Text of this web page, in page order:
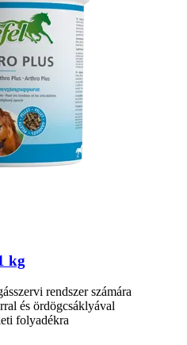
kg
rendszer számára
és ördögcsáklyával
folyadékra